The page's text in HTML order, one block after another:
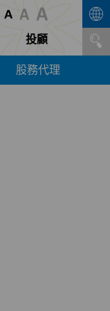
投顧
股務代理